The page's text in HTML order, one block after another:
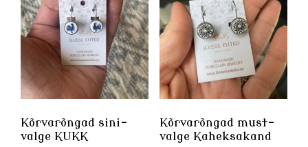
Kõrvarõngad sini-
valge KUKK
Kõrvarõngad must-
valge Kaheksakand